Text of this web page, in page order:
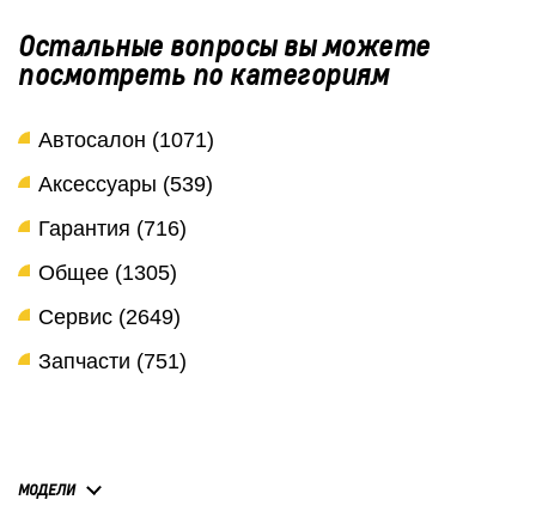
Остальные вопросы вы можете
посмотреть по категориям
Автосалон (1071)
Аксессуары (539)
Гарантия (716)
Общее (1305)
Сервис (2649)
Запчасти (751)
МОДЕЛИ